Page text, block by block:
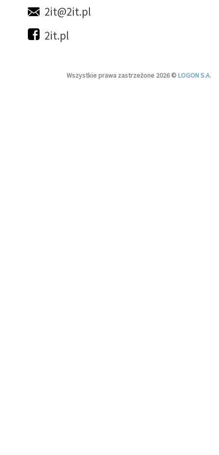
2it@2it.pl
2it.pl
Wszystkie prawa zastrzeżone 2026 ©LOGON S.A.